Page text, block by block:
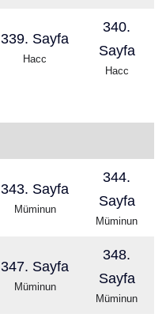
339. Sayfa
Hacc
340.
Sayfa
Hacc
343. Sayfa
Müminun
344.
Sayfa
Müminun
347. Sayfa
Müminun
348.
Sayfa
Müminun